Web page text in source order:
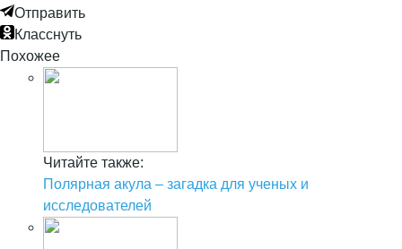
Отправить
Класснуть
Похожее
Читайте также:
Полярная акула – загадка для ученых и
исследователей